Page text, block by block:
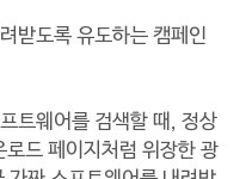
받도록 유도하는 캠페인
트웨어를 검색할 때, 정상
드 페이지처럼 위장한 광